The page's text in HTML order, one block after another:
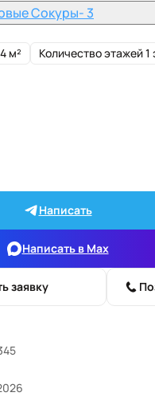
Сокуры- 3
м² Количество этажей 1
Написать
Написать в Max
заявку